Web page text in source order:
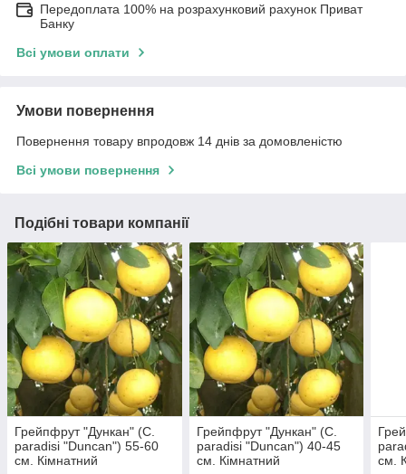
Передоплата 100% на розрахунковий рахунок Приват
Банку
Всі умови оплати
Умови повернення
Повернення товару впродовж 14 днів за домовленістю
Всі умови повернення
Подібні товари компанії
Грейпфрут "Дункан" (C.
paradisi "Duncan") 55-60
см. Кімнатний
Грейпфрут "Дункан" (C.
paradisi "Duncan") 40-45
см. Кімнатний
см.